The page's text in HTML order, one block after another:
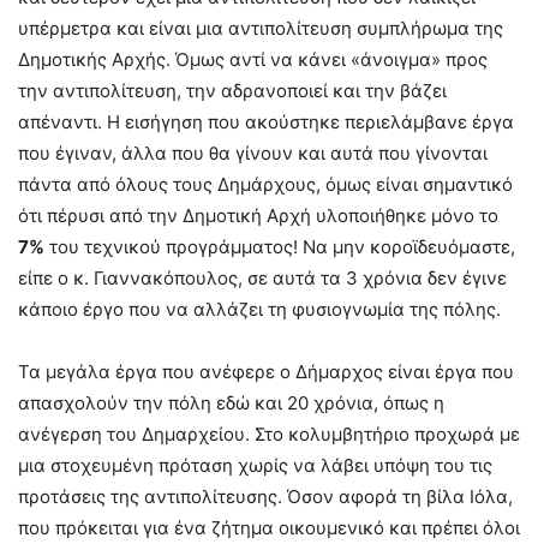
υπέρμετρα και είναι μια αντιπολίτευση συμπλήρωμα της
Δημοτικής Αρχής. Όμως αντί να κάνει «άνοιγμα» προς
την αντιπολίτευση, την αδρανοποιεί και την βάζει
απέναντι. Η εισήγηση που ακούστηκε περιελάμβανε έργα
που έγιναν, άλλα που θα γίνουν και αυτά που γίνονται
πάντα από όλους τους Δημάρχους, όμως είναι σημαντικό
ότι πέρυσι από την Δημοτική Αρχή υλοποιήθηκε μόνο το
7% του τεχνικού προγράμματος! Να μην κοροϊδευόμαστε,
είπε ο κ. Γιαννακόπουλος, σε αυτά τα 3 χρόνια δεν έγινε
κάποιο έργο που να αλλάζει τη φυσιογνωμία της πόλης.
Τα μεγάλα έργα που ανέφερε ο Δήμαρχος είναι έργα που
απασχολούν την πόλη εδώ και 20 χρόνια, όπως η
ανέγερση του Δημαρχείου. Στο κολυμβητήριο προχωρά με
μια στοχευμένη πρόταση χωρίς να λάβει υπόψη του τις
προτάσεις της αντιπολίτευσης. Όσον αφορά τη βίλα Ιόλα,
που πρόκειται για ένα ζήτημα οικουμενικό και πρέπει όλοι